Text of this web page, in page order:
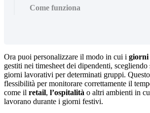
Come funziona
Ora puoi personalizzare il modo in cui i giorni
gestiti nei timesheet dei dipendenti, scegliendo
giorni lavorativi per determinati gruppi. Questo
flessibilità per monitorare correttamente il
come il retail, l’ospitalità o altri ambienti in
lavorano durante i giorni festivi.